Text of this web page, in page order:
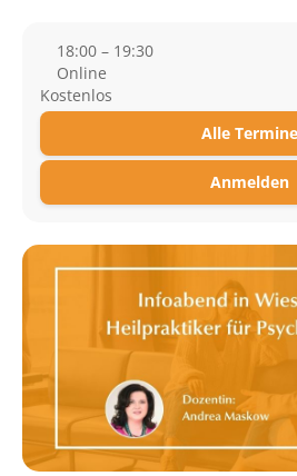
18:00 – 19:30
Online
Kostenlos
Alle Termine
Anmelden